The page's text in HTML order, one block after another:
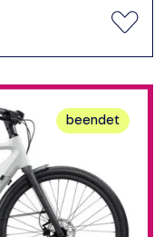
beendet